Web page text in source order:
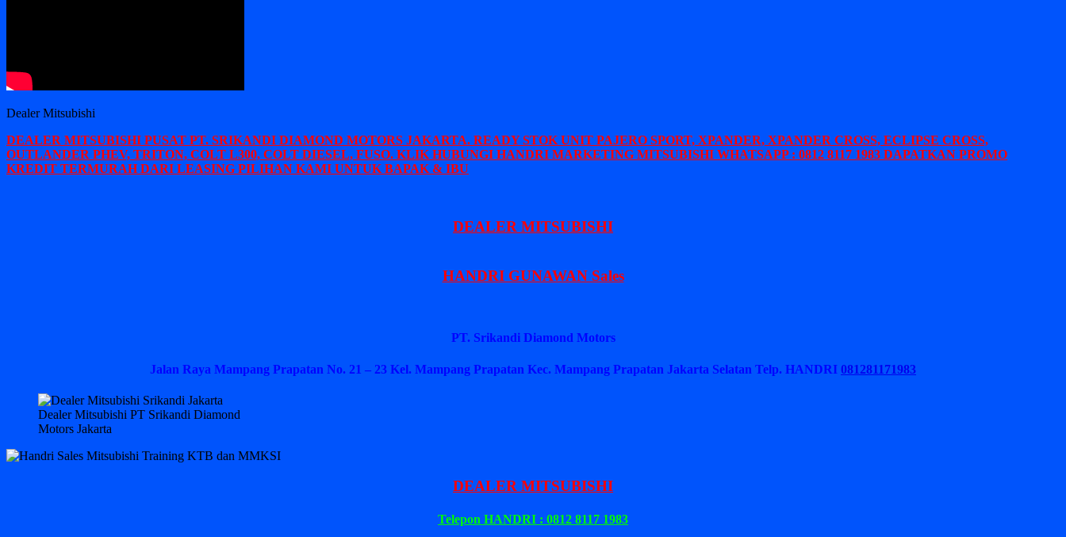
Dealer Mitsubishi
DEALER MITSUBISHI PUSAT PT. SRIKANDI DIAMOND MOTORS JAKARTA. READY STOK UNIT PAJERO SPORT, XPANDER, XPANDER CROSS, ECLIPSE CROSS,
OUTLANDER PHEV, TRITON, COLT L300, COLT DIESEL, FUSO. KLIK HUBUNGI HANDRI MARKETING MITSUBISHI WHATSAPP : 0812 8117 1983 DAPATKAN PROMO
KREDIT TERMURAH DARI LEASING PILIHAN KAMI UNTUK BAPAK & IBU
DEALER MITSUBISHI
HANDRI GUNAWAN Sales
PT. Srikandi Diamond Motors
Jalan Raya Mampang Prapatan No. 21 – 23 Kel. Mampang Prapatan Kec. Mampang Prapatan Jakarta Selatan Telp. HANDRI 081281171983
Dealer Mitsubishi PT Srikandi Diamond
Motors Jakarta
DEALER MITSUBISHI
Telepon HANDRI : 0812 8117 1983